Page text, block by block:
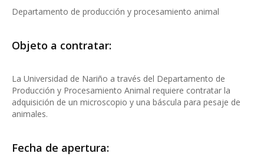
Departamento de producción y procesamiento animal
Objeto a contratar:
La Universidad de Nariño a través del Departamento de
Producción y Procesamiento Animal requiere contratar la
adquisición de un microscopio y una báscula para pesaje de
animales.
Fecha de apertura: